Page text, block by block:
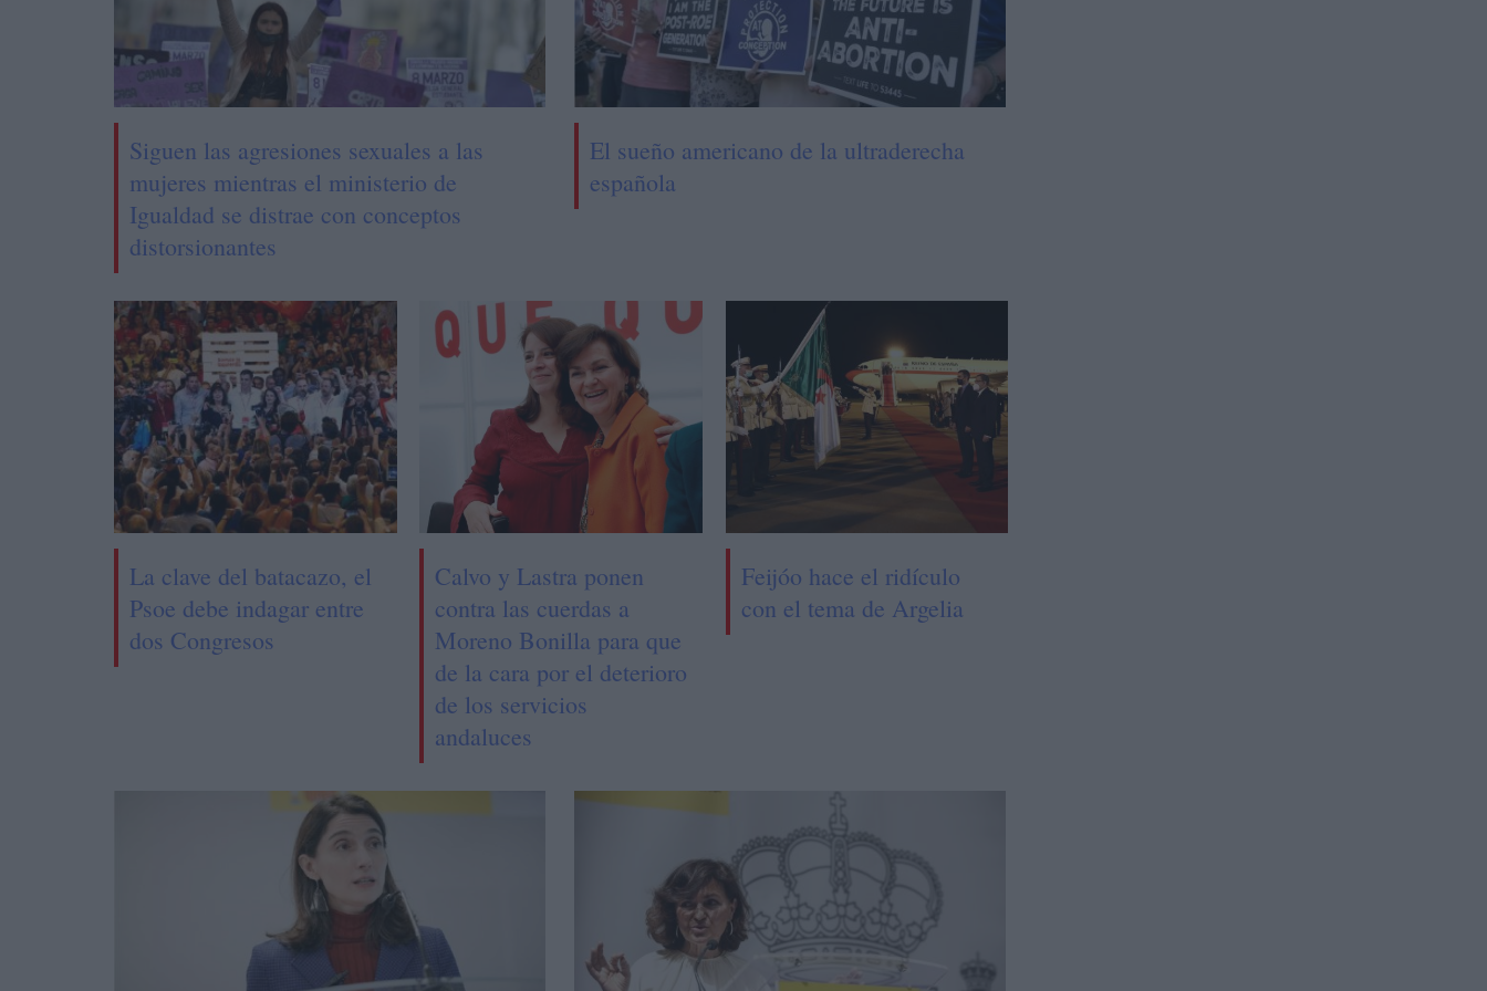
Siguen las agresiones sexuales a las
mujeres mientras el ministerio de
Igualdad se distrae con conceptos
distorsionantes
El sueño americano de la ultraderecha
española
La clave del batacazo, el
Psoe debe indagar entre
dos Congresos
Calvo y Lastra ponen
contra las cuerdas a
Moreno Bonilla para que
de la cara por el deterioro
de los servicios
andaluces
Feijóo hace el ridículo
con el tema de Argelia